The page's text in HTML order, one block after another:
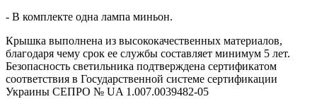
- В комплекте одна лампа миньон.
Крышка выполнена из высококачественных материалов,
благодаря чему срок ее службы составляет минимум 5 лет.
Безопасность светильника подтверждена сертификатом
соответствия в Государственной системе сертификации
Украины СЕПРО № UA 1.007.0039482-05